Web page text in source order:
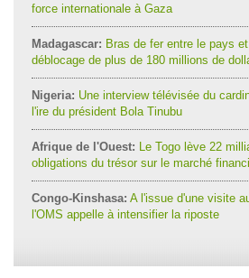
force internationale à Gaza
Madagascar: Bras de fer entre le pays
déblocage de plus de 180 millions de
Nigeria: Une interview télévisée du
l'ire du président Bola Tinubu
Afrique de l'Ouest: Le Togo lève 22
obligations du trésor sur le marché
Congo-Kinshasa: A l'issue d'une visite
l'OMS appelle à intensifier la riposte